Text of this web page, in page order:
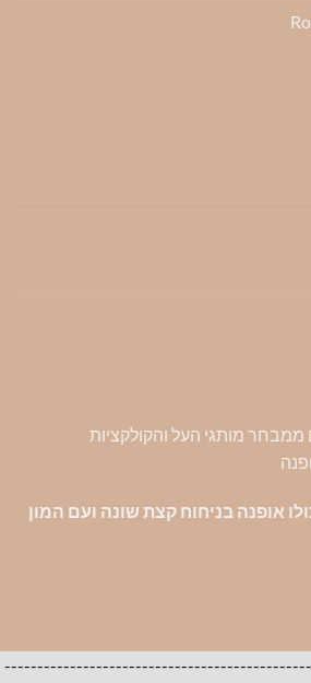
מותגי העל והקולקציות
אופנה בניחוח קצת שונה ועם המון